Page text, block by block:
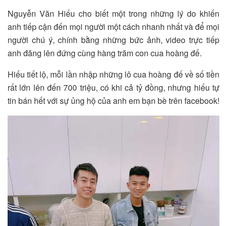
Nguyễn Văn Hiếu cho biết một trong những lý do khiến
anh tiếp cận đến mọi người một cách nhanh nhất và để mọi
người chú ý, chính bằng những bức ảnh, video trực tiếp
anh đăng lên đứng cùng hàng trăm con cua hoàng đế.
Hiếu tiết lộ, mỗi lần nhập những lô cua hoàng đế về số tiền
rất lớn lên đến 700 triệu, có khi cả tỷ đồng, nhưng hiếu tự
tin bán hết với sự ủng hộ của anh em bạn bè trên facebook!